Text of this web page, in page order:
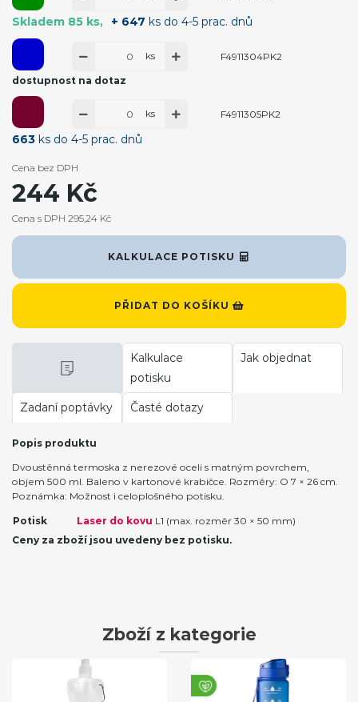
Skladem 85 ks + 647 ks do 4-5 prac. dnů
dostupnost na dotaz
ks F4911304PK2
663 ks do 4-5 prac. dnů
ks F4911305PK2
KALKULACE POTISKU
PŘIDAT DO KOŠÍKU
Cena bez DPH
244 Kč
Cena s DPH 295,24 Kč
Kalkulace
potisku
Jak objednat
Zadaní poptávky Časté dotazy
Popis produktu
Dvoustěnná termoska z nerezové oceli s matným povrchem,
objem 500 ml. Baleno v kartonové krabičce. Rozměry: O 7 × 26 cm.
Poznámka: Možnost i celoplošného potisku.
Potisk Laser do kovu L1 (max. rozměr 30 × 50 mm)
Ceny za zboží jsou uvedeny bez potisku.
Zboží z kategorie